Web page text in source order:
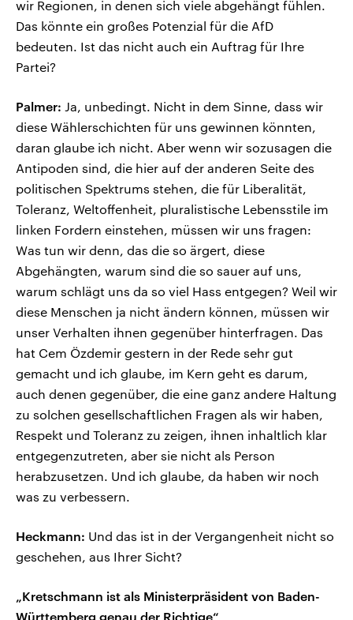
wir Regionen, in denen sich viele abgehängt fühlen.
Das könnte ein großes Potenzial für die AfD
bedeuten. Ist das nicht auch ein Auftrag für Ihre
Partei?
Palmer: Ja, unbedingt. Nicht in dem Sinne, dass wir
diese Wählerschichten für uns gewinnen könnten,
daran glaube ich nicht. Aber wenn wir sozusagen die
Antipoden sind, die hier auf der anderen Seite des
politischen Spektrums stehen, die für Liberalität,
Toleranz, Weltoffenheit, pluralistische Lebensstile im
linken Fordern einstehen, müssen wir uns fragen:
Was tun wir denn, das die so ärgert, diese
Abgehängten, warum sind die so sauer auf uns,
warum schlägt uns da so viel Hass entgegen? Weil wir
diese Menschen ja nicht ändern können, müssen wir
unser Verhalten ihnen gegenüber hinterfragen. Das
hat Cem Özdemir gestern in der Rede sehr gut
gemacht und ich glaube, im Kern geht es darum,
auch denen gegenüber, die eine ganz andere Haltung
zu solchen gesellschaftlichen Fragen als wir haben,
Respekt und Toleranz zu zeigen, ihnen inhaltlich klar
entgegenzutreten, aber sie nicht als Person
herabzusetzen. Und ich glaube, da haben wir noch
was zu verbessern.
Heckmann: Und das ist in der Vergangenheit nicht so
geschehen, aus Ihrer Sicht?
„Kretschmann ist als Ministerpräsident von Baden-
Württemberg genau der Richtige“